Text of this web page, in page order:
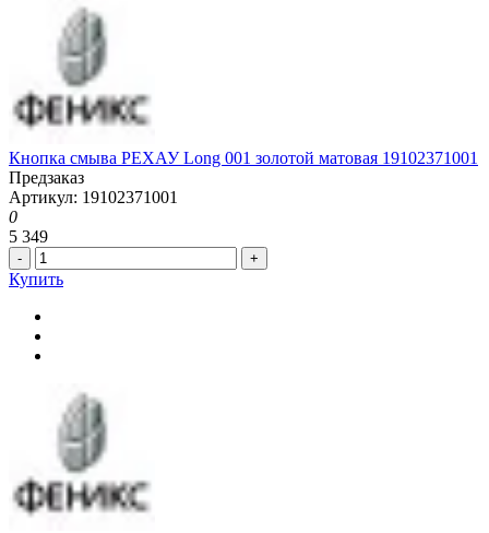
Кнопка смыва РЕХАУ Long 001 золотой матовая 19102371001
Предзаказ
Артикул: 19102371001
0
5 349
- +
Купить